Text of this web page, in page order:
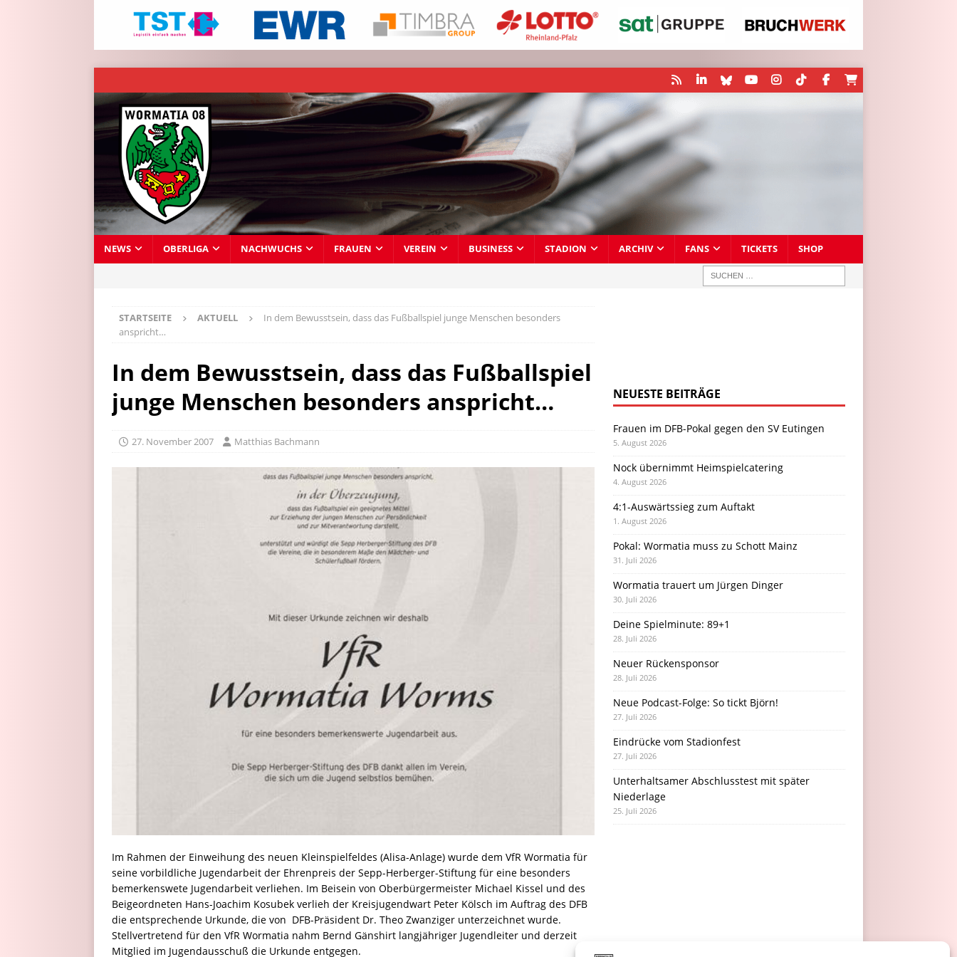
NEWS OBERLIGA NACHWUCHS FRAUEN VEREIN BUSINESS STADION ARCHIV FANS TICKETS SHOP
STARTSEITE AKTUELL
In dem Bewusstsein, dass das Fußballspiel junge Menschen besonders
anspricht…
In dem Bewusstsein, dass das Fußballspiel
junge Menschen besonders anspricht…
27. November 2007 Matthias Bachmann
Im Rahmen der Einweihung des neuen Kleinspielfeldes (Alisa-Anlage) wurde dem VfR Wormatia für
seine vorbildliche Jugendarbeit der Ehrenpreis der Sepp-Herberger-Stiftung für eine besonders
bemerkenswete Jugendarbeit verliehen. Im Beisein von Oberbürgermeister Michael Kissel und des
Beigeordneten Hans-Joachim Kosubek verlieh der Kreisjugendwart Peter Kölsch im Auftrag des DFB
die entsprechende Urkunde, die von DFB-Präsident Dr. Theo Zwanziger unterzeichnet wurde.
Stellvertretend für den VfR Wormatia nahm Bernd Gänshirt langjähriger Jugendleiter und derzeit
Mitglied im Jugendausschuß die Urkunde entgegen.
NEUESTE BEITRÄGE
Frauen im DFB-Pokal gegen den SV Eutingen
5. August 2026
Nock übernimmt Heimspielcatering
4. August 2026
4:1-Auswärtssieg zum Auftakt
1. August 2026
Pokal: Wormatia muss zu Schott Mainz
31. Juli 2026
Wormatia trauert um Jürgen Dinger
30. Juli 2026
Deine Spielminute: 89+1
28. Juli 2026
Neuer Rückensponsor
28. Juli 2026
Neue Podcast-Folge: So tickt Björn!
27. Juli 2026
Eindrücke vom Stadionfest
27. Juli 2026
Unterhaltsamer Abschlusstest mit später
Niederlage
25. Juli 2026